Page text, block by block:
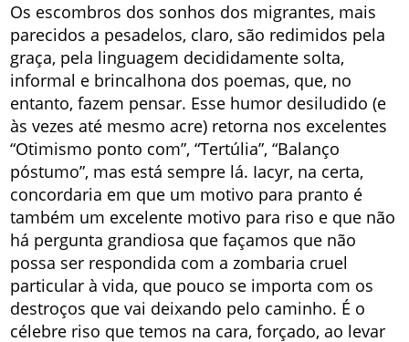
Os escombros dos sonhos dos migrantes, mais
parecidos a pesadelos, claro, são redimidos pela
graça, pela linguagem decididamente solta,
informal e brincalhona dos poemas, que, no
entanto, fazem pensar. Esse humor desiludido (e
às vezes até mesmo acre) retorna nos excelentes
“Otimismo ponto com”, “Tertúlia”, “Balanço
póstumo”, mas está sempre lá. Iacyr, na certa,
concordaria em que um motivo para pranto é
também um excelente motivo para riso e que não
há pergunta grandiosa que façamos que não
possa ser respondida com a zombaria cruel
particular à vida, que pouco se importa com os
destroços que vai deixando pelo caminho. É o
célebre riso que temos na cara, forçado, ao levar